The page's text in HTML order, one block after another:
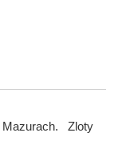
Zloty